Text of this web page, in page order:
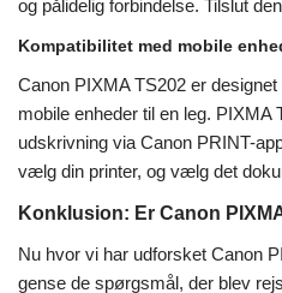
og pålidelig forbindelse. Tilslut
Kompatibilitet med mobile
Canon PIXMA TS202 er
mobile enheder til en leg. PIXMA
udskrivning via Canon PRINT-
vælg din printer, og vælg det
Konklusion: Er Canon
Nu hvor vi har udforsket Canon
gense de spørgsmål, der blev